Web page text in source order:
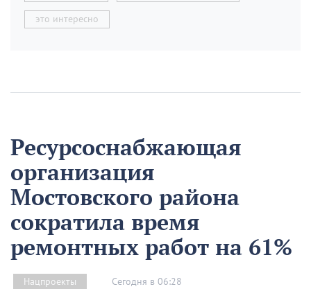
это интересно
Ресурсоснабжающая
организация
Мостовского района
сократила время
ремонтных работ на 61%
Нацпроекты Сегодня в 06:28